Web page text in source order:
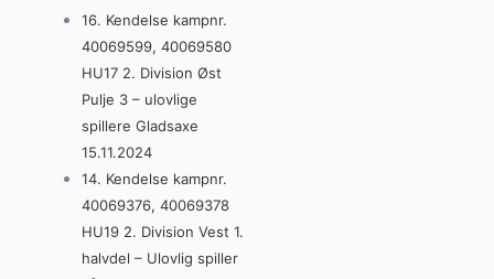
16. Kendelse kampnr.
40069599, 40069580
HU17 2. Division Øst
Pulje 3 – ulovlige
spillere Gladsaxe
15.11.2024
14. Kendelse kampnr.
40069376, 40069378
HU19 2. Division Vest 1.
halvdel – Ulovlig spiller